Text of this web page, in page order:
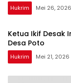
Hukrim Mei 26, 2026
Ketua Ikif Desak
Desa Poto
Hukrim Mei 21, 2026